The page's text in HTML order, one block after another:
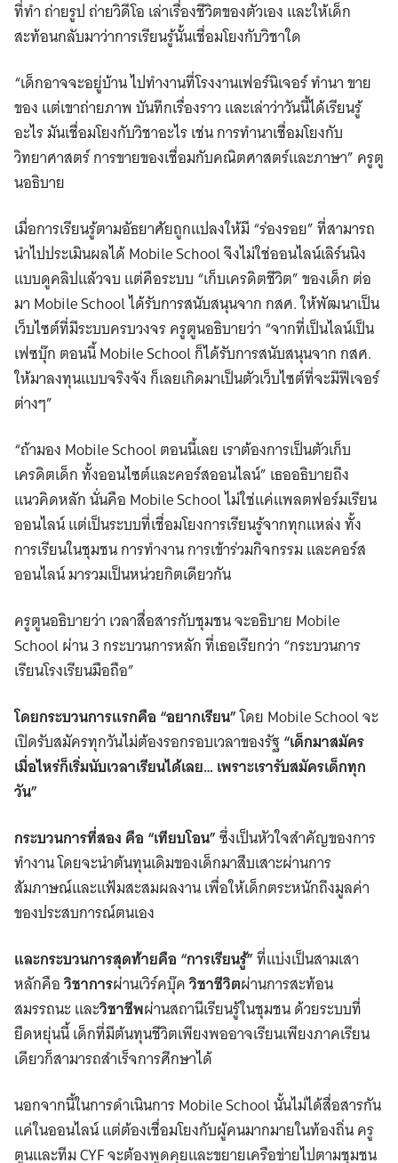
ที่ทำ ถ่ายรูป ถ่ายวิดีโอ เล่าเรื่องชีวิตของตัวเอง และให้เด็ก
สะท้อนกลับมาว่าการเรียนรู้นั้นเชื่อมโยงกับวิชาใด
“เด็กอาจจะอยู่บ้าน ไปทำงานที่โรงงานเฟอร์นิเจอร์ ทำนา ขาย
ของ แต่เขาถ่ายภาพ บันทึกเรื่องราว และเล่าว่าวันนี้ได้เรียนรู้
อะไร มันเชื่อมโยงกับวิชาอะไร เช่น การทำนาเชื่อมโยงกับ
วิทยาศาสตร์ การขายของเชื่อมกับคณิตศาสตร์และภาษา” ครูตู
นอธิบาย
เมื่อการเรียนรู้ตามอัธยาศัยถูกแปลงให้มี “ร่องรอย” ที่สามารถ
นำไปประเมินผลได้ Mobile School จึงไม่ใช่ออนไลน์เลิร์นนิง
แบบดูคลิปแล้วจบ แต่คือระบบ “เก็บเครดิตชีวิต” ของเด็ก ต่อ
มา Mobile School ได้รับการสนับสนุนจาก กสศ. ให้พัฒนาเป็น
เว็บไซต์ที่มีระบบครบวงจร ครูตูนอธิบายว่า “จากที่เป็นไลน์เป็น
เฟซบุ๊ก ตอนนี้ Mobile School ก็ได้รับการสนับสนุนจาก กสศ.
ให้มาลงทุนแบบจริงจัง ก็เลยเกิดมาเป็นตัวเว็บไซต์ที่จะมีฟีเจอร์
ต่างๆ”
“ถ้ามอง Mobile School ตอนนี้เลย เราต้องการเป็นตัวเก็บ
เครดิตเด็ก ทั้งออนไซต์และคอร์สออนไลน์” เธออธิบายถึง
แนวคิดหลัก นั่นคือ Mobile School ไม่ใช่แค่แพลตฟอร์มเรียน
ออนไลน์ แต่เป็นระบบที่เชื่อมโยงการเรียนรู้จากทุกแหล่ง ทั้ง
การเรียนในชุมชน การทำงาน การเข้าร่วมกิจกรรม และคอร์ส
ออนไลน์ มารวมเป็นหน่วยกิตเดียวกัน
ครูตูนอธิบายว่า เวลาสื่อสารกับชุมชน จะอธิบาย Mobile
School ผ่าน 3 กระบวนการหลัก ที่เธอเรียกว่า “กระบวนการ
เรียนโรงเรียนมือถือ”
โดยกระบวนการแรกคือ “อยากเรียน”โดย Mobile School จะ
เปิดรับสมัครทุกวันไม่ต้องรอกรอบเวลาของรัฐ“เด็กมาสมัคร
เมื่อไหร่ก็เริ่มนับเวลาเรียนได้เลย… เพราะเรารับสมัครเด็กทุก
วัน”
กระบวนการที่สอง คือ “เทียบโอน”ซึ่งเป็นหัวใจสำคัญของการ
ทำงาน โดยจะนำต้นทุนเดิมของเด็กมาสืบเสาะผ่านการ
สัมภาษณ์และแฟ้มสะสมผลงาน เพื่อให้เด็กตระหนักถึงมูลค่า
ของประสบการณ์ตนเอง
และกระบวนการสุดท้ายคือ “การเรียนรู้”ที่แบ่งเป็นสามเสา
หลักคือวิชาการผ่านเวิร์คบุ๊ควิชาชีวิตผ่านการสะท้อน
สมรรถนะ และวิชาชีพผ่านสถานีเรียนรู้ในชุมชน ด้วยระบบที่
ยืดหยุ่นนี้ เด็กที่มีต้นทุนชีวิตเพียงพออาจเรียนเพียงภาคเรียน
เดียวก็สามารถสำเร็จการศึกษาได้
นอกจากนี้ในการดำเนินการ Mobile School นั้นไม่ได้สื่อสารกัน
แค่ในออนไลน์ แต่ต้องเชื่อมโยงกับผู้คนมากมายในท้องถิ่น ครู
ตูนและทีม CYF จะต้องพูดคุยและขยายเครือข่ายไปตามชุมชน